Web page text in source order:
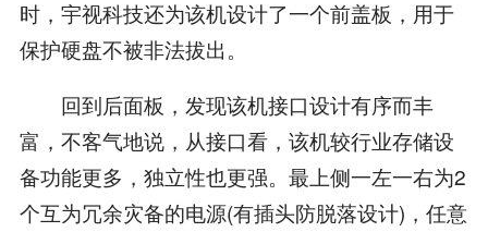
时，宇视科技还为该机设计了一个前盖板，用于
保护硬盘不被非法拔出。
回到后面板，发现该机接口设计有序而丰
富，不客气地说，从接口看，该机较行业存储设
备功能更多，独立性也更强。最上侧一左一右为2
个互为冗余灾备的电源(有插头防脱落设计)，任意